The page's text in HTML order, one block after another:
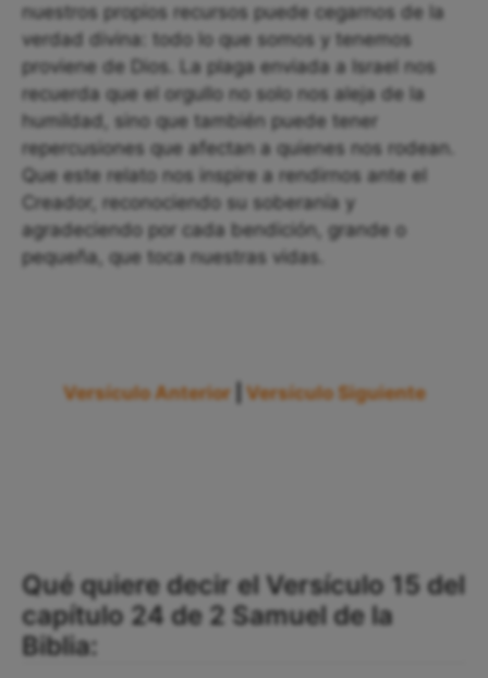
nuestros propios recursos puede cegarnos de la
verdad divina: todo lo que somos y tenemos
proviene de Dios. La plaga enviada a Israel nos
recuerda que el orgullo no solo nos aleja de la
humildad, sino que también puede tener
repercusiones que afectan a quienes nos rodean.
Que este relato nos inspire a rendirnos ante el
Creador, reconociendo su soberanía y
agradeciendo por cada bendición, grande o
pequeña, que toca nuestras vidas.
Versículo Anterior Versículo Siguiente
Qué quiere decir el Versículo 15 del
capítulo 24 de 2 Samuel de la
Biblia: